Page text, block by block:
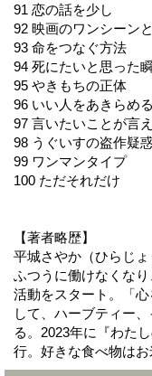
91 恋の話を少し
92 映画のワンシーン
93 命をつなぐ方法
94 死にたいと思った
95 やきもちの正体
96 いい人をあきらめる
97 言いたいことが言
98 うぐいすの盗作疑
99 ワンマンタイプ
100 ただそれだけ
【著者略歴】
平城さやか（ひらじょ
ふつうに働けなくな
活動をスタート。「
して、ハーブティー
る。2023年に『わた
行。好きな食べ物はお